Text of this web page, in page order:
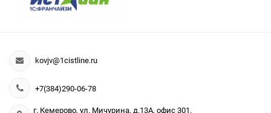
kovjv@1cistline.ru
+7(384)290-06-78
г. Кемерово, ул. Мичурина, д.13А, офис 301.